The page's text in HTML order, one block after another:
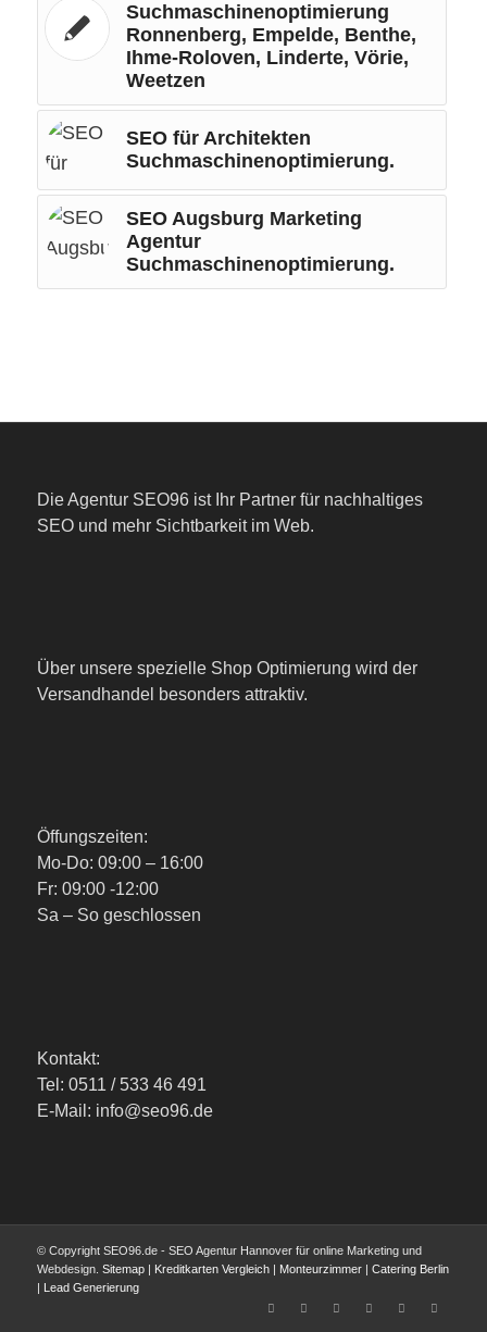
Suchmaschinenoptimierung
Ronnenberg, Empelde, Benthe,
Ihme-Roloven, Linderte, Vörie,
Weetzen
SEO für Architekten
Suchmaschinenoptimierung.
SEO Augsburg Marketing
Agentur
Suchmaschinenoptimierung.
Die Agentur SEO96 ist Ihr Partner für nachhaltiges
SEO und mehr Sichtbarkeit im Web.
Über unsere spezielle Shop Optimierung wird der
Versandhandel besonders attraktiv.
Öffungszeiten:
Mo-Do: 09:00 – 16:00
Fr: 09:00 -12:00
Sa – So geschlossen
Kontakt:
Tel: 0511 / 533 46 491
E-Mail: info@seo96.de
© Copyright SEO96.de - SEO Agentur Hannover für online Marketing und
Webdesign. Sitemap| Kreditkarten Vergleich| Monteurzimmer| Catering Berlin
Lead Generierung